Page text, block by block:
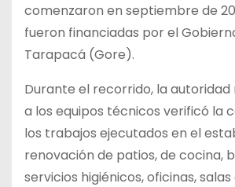
comenzaron en septiembre de
fueron financiadas por el
Tarapacá (Gore).
Durante el recorrido, la autoridad
a los equipos técnicos verificó la
los trabajos ejecutados en el
renovación de patios, de cocina,
servicios higiénicos, oficinas,